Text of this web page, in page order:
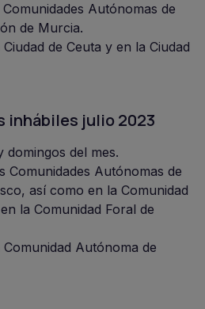
Autónomas de
de Murcia.
de Ceuta y en la Ciudad
inhábiles julio 2023
domingos del mes.
Comunidades Autónomas de
así como en la Comunidad
la Comunidad Foral de
Autónoma de